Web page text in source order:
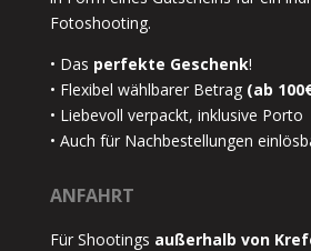
Fotoshooting.
• Das perfekte Geschenk!
• Flexibel wählbarer Betrag (ab
• Liebevoll verpackt, inklusive Porto
• Auch für Nachbestellungen
ANFAHRT
Für Shootings außerhalb von